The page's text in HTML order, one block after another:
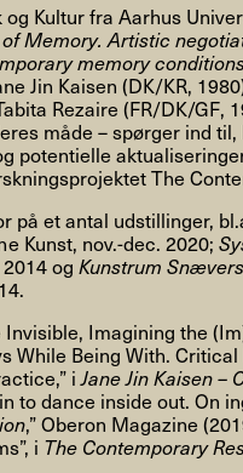
DANMARK
Kultur fra Aarhus
Memory. Artistic
memory
Jin Kaisen (DK/KR,
Rezaire (FR/DK/GF,
måde – spørger ind
potentielle
The
på et antal udstillinger,
Kunst, nov.-dec. 2020;
og Kunstrum
Imagining the
While Being With.
iJane Jin Kaisen –
to dance inside out. On
,” Oberon Magazine
i The Contemporary